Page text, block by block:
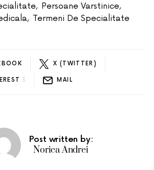
, Persoane Varstinice,
, Termeni De Specialitate
X (TWITTER)
3 MAIL
Post written by:
Norica Andrei